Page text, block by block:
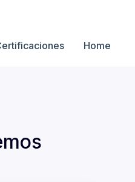
Mostrar submenú de
Home